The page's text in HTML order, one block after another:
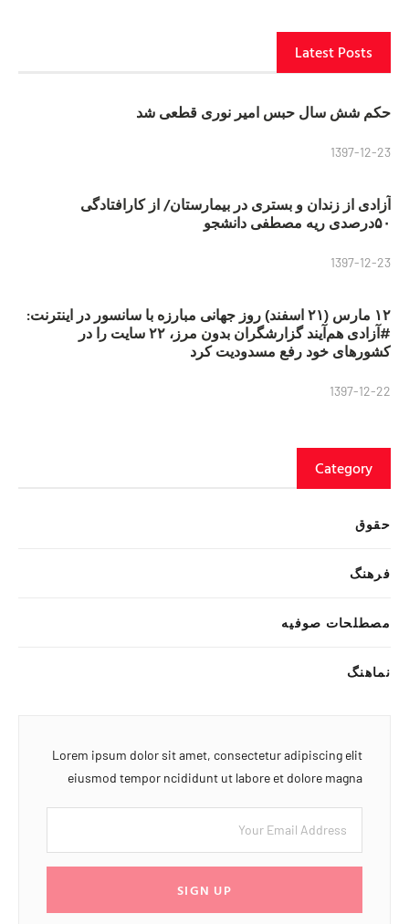
Latest Posts
حکم شش سال حبس امیر نوری قطعی شد
1397-12-23
آزادی از زندان و بستری در بیمارستان/ از کارافتادگی
۵۰درصدی ریه مصطفی دانشجو
1397-12-23
۱۲ مارس (۲۱ اسفند) روز جهانی مبارزه با سانسور در اینترنت:
#آزادی هم‌آیند گزارشگران‌ بدون مرز، ۲۲ سایت را در
کشورهای خود رفع مسدودیت کرد
1397-12-22
Category
حقوق
فرهنگ
مصطلحات صوفیه
نماهنگ
Lorem ipsum dolor sit amet, consectetur adipiscing elit
eiusmod tempor ncididunt ut labore et dolore magna
SIGN UP